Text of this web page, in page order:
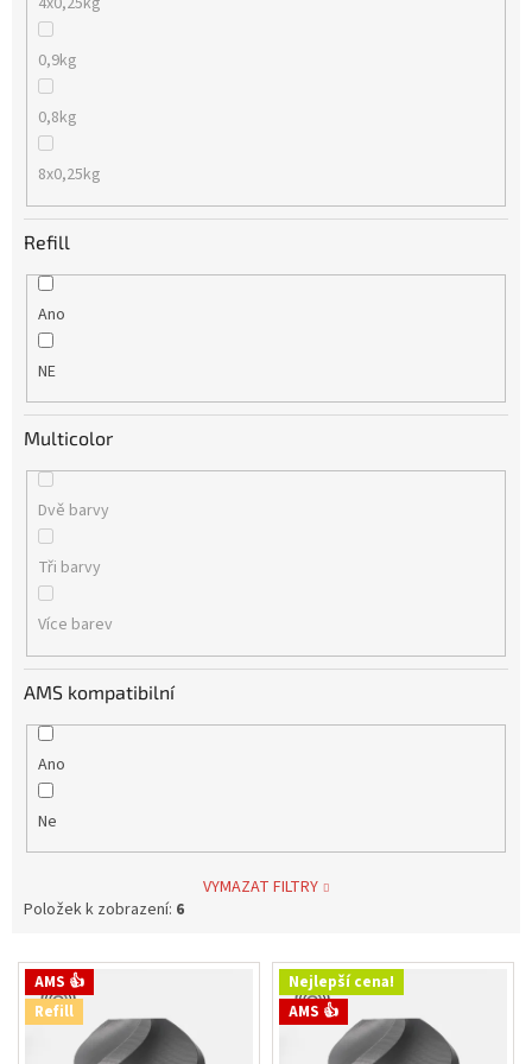
0,9kg
0,8kg
8x0,25kg
Refill
Ano
NE
Multicolor
Dvě barvy
Tři barvy
Více barev
AMS kompatibilní
Ano
Ne
VYMAZAT FILTRY
Položek k zobrazení: 6
V AMS 👍
Refill
Nejlepší cena!
AMS 👍